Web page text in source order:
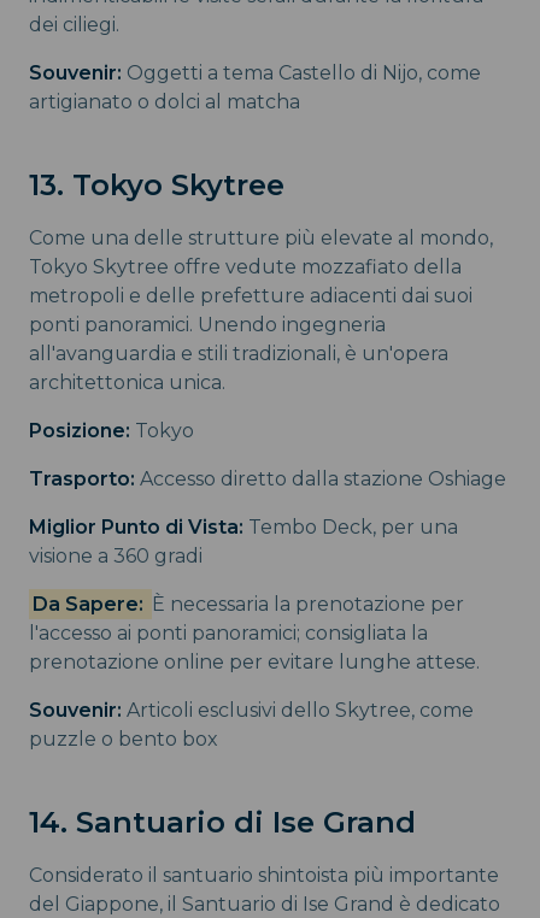
dei ciliegi.
Souvenir: Oggetti a tema Castello di Nijo, come
artigianato o dolci al matcha
13. Tokyo Skytree
Come una delle strutture più elevate al mondo,
Tokyo Skytree offre vedute mozzafiato della
metropoli e delle prefetture adiacenti dai suoi
ponti panoramici. Unendo ingegneria
all'avanguardia e stili tradizionali, è un'opera
architettonica unica.
Posizione: Tokyo
Trasporto: Accesso diretto dalla stazione Oshiage
Miglior Punto di Vista: Tembo Deck, per una
visione a 360 gradi
Da Sapere: È necessaria la prenotazione per
l'accesso ai ponti panoramici; consigliata la
prenotazione online per evitare lunghe attese.
Souvenir: Articoli esclusivi dello Skytree, come
puzzle o bento box
14. Santuario di Ise Grand
Considerato il santuario shintoista più importante
del Giappone, il Santuario di Ise Grand è dedicato